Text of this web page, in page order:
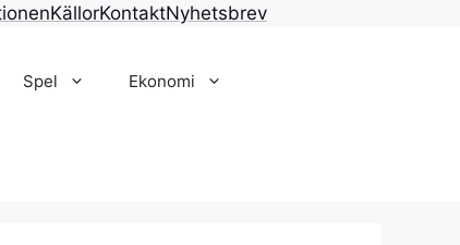
KällorKontaktNyhetsbrev
Spel Ekonomi